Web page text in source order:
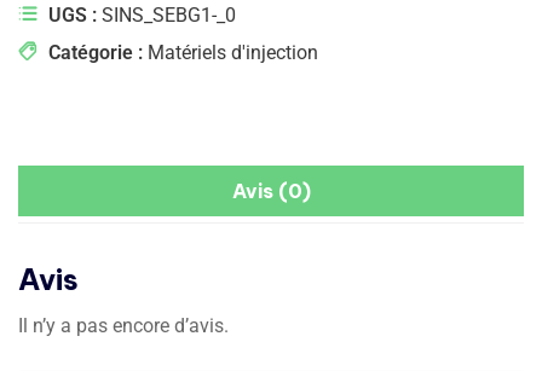
UGS : SINS_SEBG1-_0
Catégorie : Matériels d'injection
Avis (0)
Avis
Il n’y a pas encore d’avis.